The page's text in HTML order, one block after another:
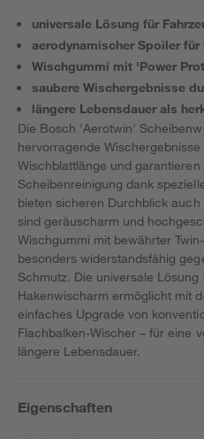
universale Lösung für
aerodynamischer Spoiler
Wischgummi mit 'Power
saubere Wischergebnisse
längere Lebensdauer als
Die Bosch 'Aerotwin'
hervorragende
Wischblattlänge und garantieren
Scheibenreinigung dank
bieten sicheren Durchblick
sind geräuscharm und
Wischgummi mit bewährter
besonders widerstandsfähig
Schmutz. Die universale Lösung
Hakenwischarm ermöglicht mit
einfaches Upgrade von
Flachbalken-Wischer – für eine
längere Lebensdauer.
Eigenschaften